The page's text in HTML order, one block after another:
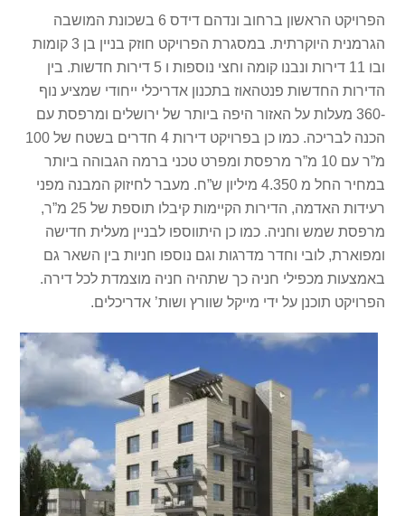
הפרויקט הראשון ברחוב ונדהם דידס 6 בשכונת המושבה
הגרמנית היוקרתית. במסגרת הפרויקט חוזק בניין בן 3 קומות
ובו 11 דירות ונבנו קומה וחצי נוספות ו 5 דירות חדשות. בין
הדירות החדשות פנטהאוז בתכנון אדריכלי ייחודי שמציע נוף
-360 מעלות על האזור היפה ביותר של ירושלים ומרפסת עם
הכנה לבריכה. כמו כן בפרויקט דירות 4 חדרים בשטח של 100
מ”ר עם 10 מ”ר מרפסת ומפרט טכני ברמה הגבוהה ביותר
במחיר החל מ 4.350 מיליון ש”ח. מעבר לחיזוק המבנה מפני
רעידות האדמה, הדירות הקיימות קיבלו תוספת של 25 מ”ר,
מרפסת שמש וחניה. כמו כן היתווספו לבניין מעלית חדישה
ומפוארת, לובי וחדר מדרגות וגם נוספו חניות בין השאר גם
באמצעות מכפילי חניה כך שתהיה חניה מוצמדת לכל דירה.
הפרויקט תוכנן על ידי מייקל שוורץ ושות’ אדריכלים.